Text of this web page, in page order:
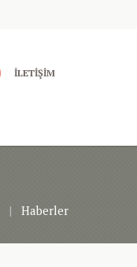
İLETIŞIM
Haberler